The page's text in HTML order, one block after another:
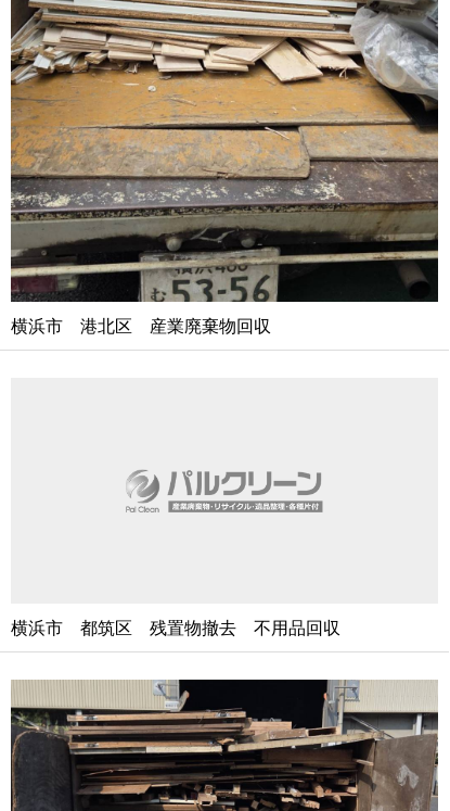
横浜市 港北区 産業廃棄物回収
横浜市 都筑区 残置物撤去 不用品回収